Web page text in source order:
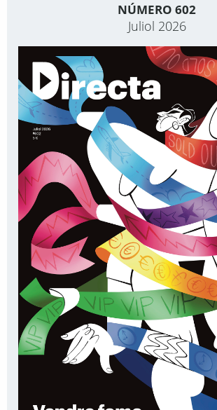
NÚMERO 602
Juliol 2026